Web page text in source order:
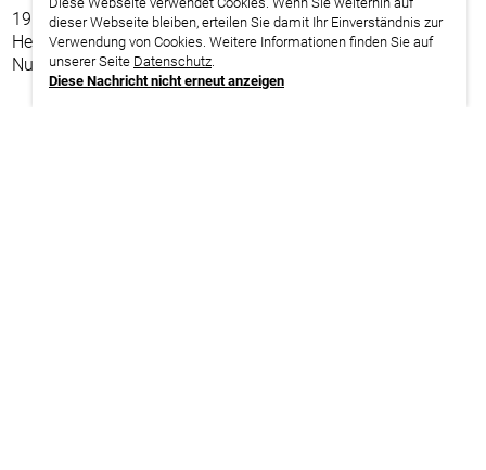
dieser Webseite bleiben, erteilen Sie damit Ihr Einverständnis zur
Verwendung von Cookies. Weitere Informationen finden Sie auf
unserer Seite Datenschutz.
Diese Nachricht nicht erneut anzeigen
19.10. – 22.10.2026
Hessen | Steinbach (Taunus)
Nur für den Bereich Postdienste, Speditionen und Logistik